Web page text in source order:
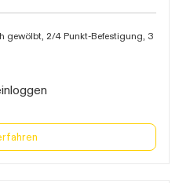
gewölbt, 2/4 Punkt-Befestigung, 3